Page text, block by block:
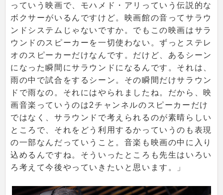
っていう映画で、モハメド・アリっていう伝説的な
ボクサーがいるんですけど。映画館の音ってサラウ
ンドシステムじゃないですか。でもこの映画はサラ
ウンドのスピーカーを一切使わない。ずっとステレ
オのスピーカーだけなんです。だけど、あるシーン
になった瞬間にサラウンドになるんです。それは、
雨の中で試合をするシーン。その瞬間だけサラウン
ドで雨なの。それにはやられましたね。だから、映
画音楽っていうのは2チャンネルのスピーカーだけ
ではなく、サラウンドで考えられるのが素晴らしい
ところで、それをどう利用するかっていうのも表現
の一部なんだっていうこと。音楽も映画の中に入り
込めるんですね。そういったところも先生はいろい
ろ考えて今後やっていきたいと思います。」